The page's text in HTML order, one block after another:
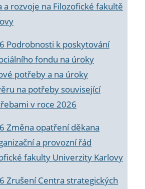
a rozvoje na Filozofické fakultě
Podrobnosti k poskytování
fondu na úroky
potřeby a na úroky
na potřeby související
v roce 2026
Změna opatření děkana
a provozní řád
fakulty Univerzity Karlovy
Zrušení Centra strategických